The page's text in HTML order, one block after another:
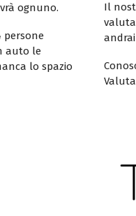
ognuno.
persone
auto le
lo spazio
Il